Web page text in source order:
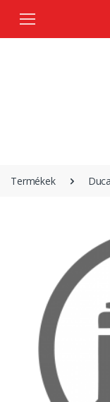
Termékek